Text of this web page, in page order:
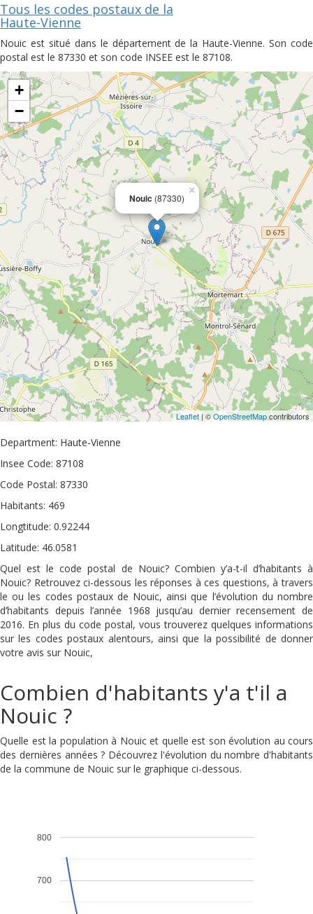
Tous les codes postaux de la
Haute-Vienne
Nouic est situé dans le département de la Haute-Vienne. Son code
postal est le 87330 et son code INSEE est le 87108.
Nouic (87330)
×
+
−
Leaflet| ©OpenStreetMapcontributors
Department: Haute-Vienne
Insee Code: 87108
Code Postal: 87330
Habitants: 469
Longtitude: 0.92244
Latitude: 46.0581
Quel est le code postal de Nouic? Combien y’a-t-il d’habitants à
Nouic? Retrouvez ci-dessous les réponses à ces questions, à travers
le ou les codes postaux de Nouic, ainsi que l’évolution du nombre
d’habitants depuis l’année 1968 jusqu’au dernier recensement de
2016. En plus du code postal, vous trouverez quelques informations
sur les codes postaux alentours, ainsi que la possibilité de donner
votre avis sur Nouic,
Combien d'habitants y'a t'il a
Nouic ?
Quelle est la population à Nouic et quelle est son évolution au cours
des dernières années ? Découvrez l'évolution du nombre d'habitants
de la commune de Nouic sur le graphique ci-dessous.
700
800